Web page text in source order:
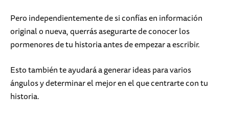
Pero independientemente de si confías en información
original o nueva, querrás asegurarte de conocer los
pormenores de tu historia antes de empezar a escribir.
Esto también te ayudará a generar ideas para varios
ángulos y determinar el mejor en el que centrarte con tu
historia.